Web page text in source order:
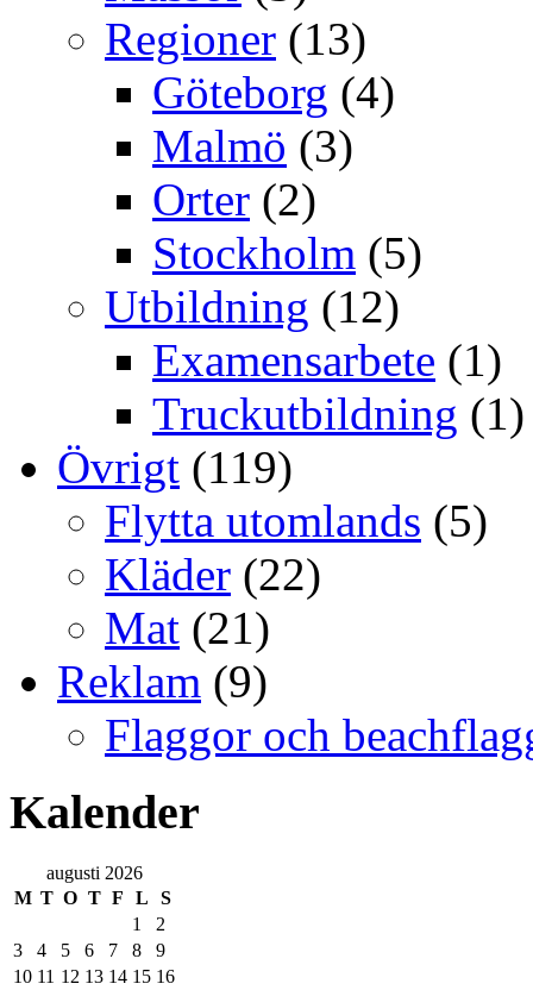
Regioner (13)
Göteborg (4)
Malmö (3)
Orter (2)
Stockholm (5)
Utbildning (12)
Examensarbete (1)
Truckutbildning (1)
Övrigt (119)
Flytta utomlands (5)
Kläder (22)
Mat (21)
Reklam (9)
Flaggor och
Kalender
augusti 2026
M T O T F L
S
1
2
3
4 5 6 7 8
9
10 11 12 13 14 15 16